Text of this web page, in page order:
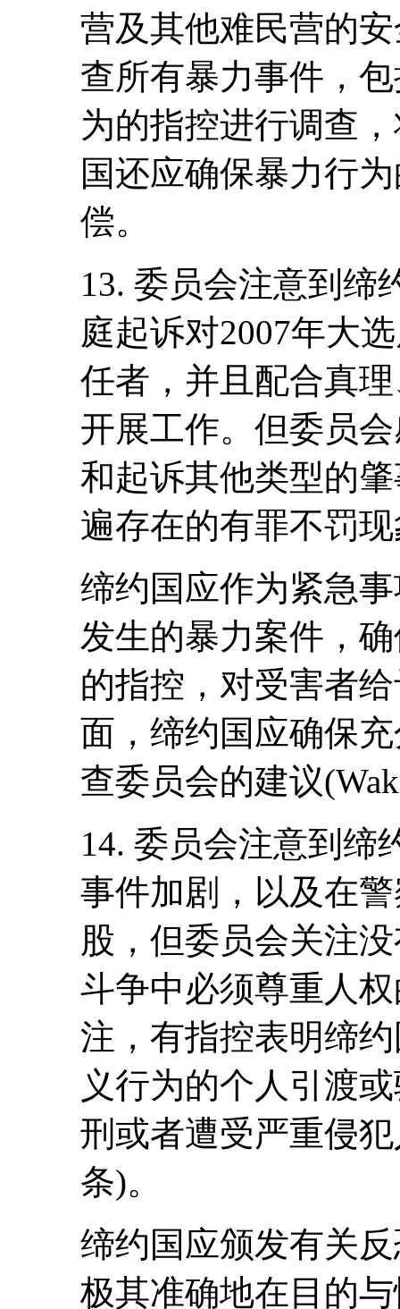
营及其他难民营的
查所有暴力事件，
为的指控进行调查
国还应确保暴力行
偿。
13. 委员会注意到缔
庭起诉对2007年大
任者，并且配合真
开展工作。但委员
和起诉其他类型的
遍存在的有罪不罚
缔约国应作为紧急
发生的暴力案件，
的指控，对受害者
面，缔约国应确保
查委员会的建议
14. 委员会注意到缔
事件加剧，以及在
股，但委员会关注
斗争中必须尊重人
注，有指控表明缔
义行为的个人引渡
刑或者遭受严重侵
条)。
缔约国应颁发有关
极其准确地在目的